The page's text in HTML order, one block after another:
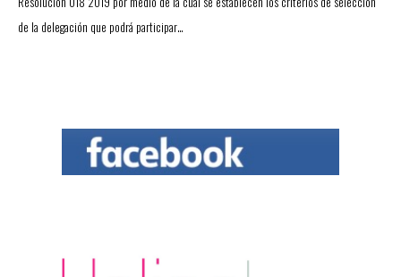
de la delegación que podrá participar…